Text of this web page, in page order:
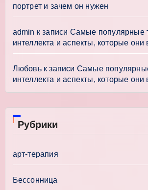
портрет и зачем он нужен
admin к записи Самые популярные
интеллекта и аспекты, которые
Любовьк записи Самые
интеллекта и аспекты, которые
Рубрики
арт-терапия
Бессонница